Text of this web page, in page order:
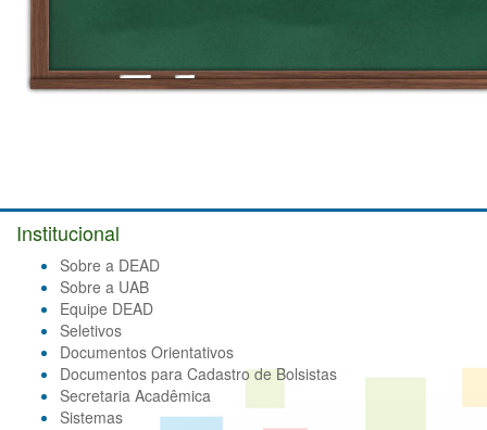
Institucional
Sobre a DEAD
Sobre a UAB
Equipe DEAD
Seletivos
Documentos Orientativos
Documentos para Cadastro de Bolsistas
Secretaria Acadêmica
Sistemas